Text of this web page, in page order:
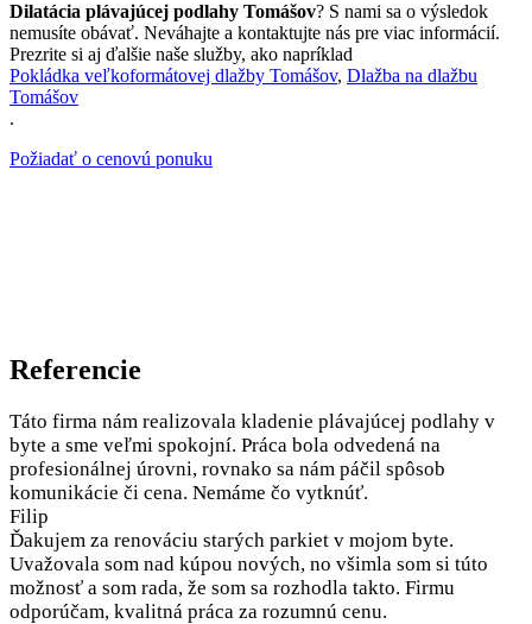
Dilatácia plávajúcej podlahy Tomášov? S nami sa o výsledok
nemusíte obávať. Neváhajte a kontaktujte nás pre viac informácií.
Prezrite si aj ďalšie naše služby, ako napríklad
Pokládka veľkoformátovej dlažby Tomášov, Dlažba na dlažbu
Tomášov
.
Požiadať o cenovú ponuku
Referencie
Táto firma nám realizovala kladenie plávajúcej podlahy v
byte a sme veľmi spokojní. Práca bola odvedená na
profesionálnej úrovni, rovnako sa nám páčil spôsob
komunikácie či cena. Nemáme čo vytknúť.
Filip
Ďakujem za renováciu starých parkiet v mojom byte.
Uvažovala som nad kúpou nových, no všimla som si túto
možnosť a som rada, že som sa rozhodla takto. Firmu
odporúčam, kvalitná práca za rozumnú cenu.